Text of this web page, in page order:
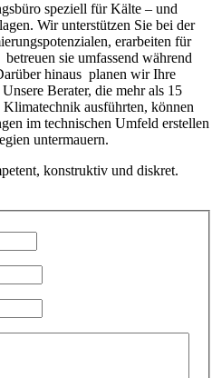
speziell für Kälte – und
Wir unterstützen Sie bei der
erarbeiten für
sie umfassend während
hinaus planen wir Ihre
Berater, die mehr als 15
ausführten, können
im technischen Umfeld erstellen
untermauern.
konstruktiv und diskret.